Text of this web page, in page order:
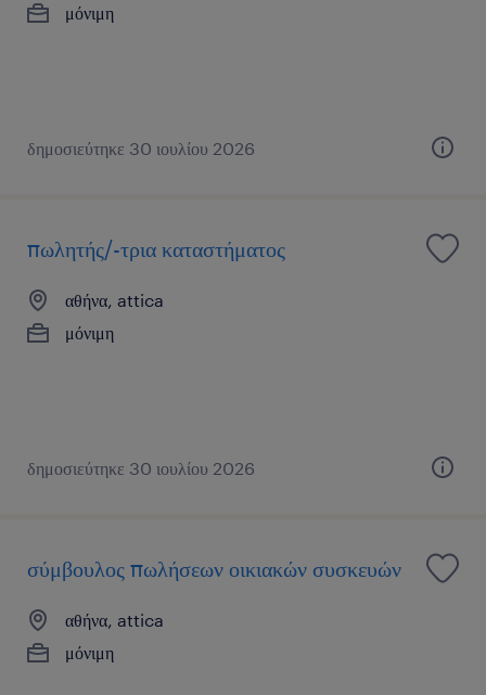
μόνιμη
δημοσιεύτηκε 30 ιουλίου 2026
πωλητής/-τρια καταστήματος
αθήνα, attica
μόνιμη
δημοσιεύτηκε 30 ιουλίου 2026
σύμβουλος πωλήσεων οικιακών συσκευών
αθήνα, attica
μόνιμη